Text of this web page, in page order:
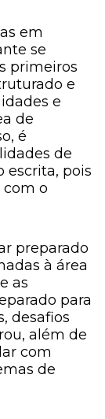
em
se
primeiros
e
e
de
é
de
escrita, pois
com o
preparado
à área
as
para
desafios
além de
com
de